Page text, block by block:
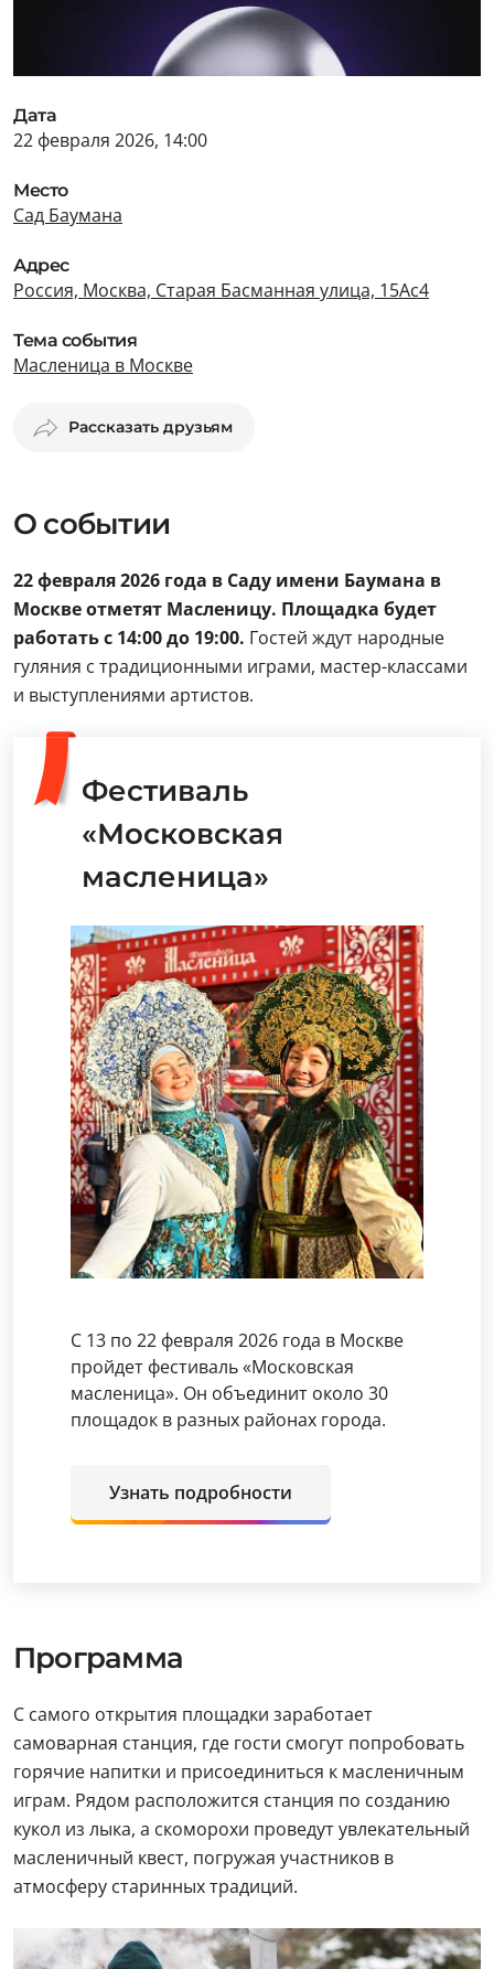
Дата
22 февраля 2026, 14:00
Место
Сад Баумана
Адрес
Россия, Москва, Старая Басманная улица, 15Ас4
Тема события
Масленица в Москве
Рассказать друзьям
О событии
22 февраля 2026 года в Саду имени Баумана в
Москве отметят Масленицу. Площадка будет
работать с 14:00 до 19:00. Гостей ждут народные
гуляния с традиционными играми, мастер-классами
и выступлениями артистов.
Фестиваль
«Московская
масленица»
С 13 по 22 февраля 2026 года в Москве
пройдет фестиваль «Московская
масленица». Он объединит около 30
площадок в разных районах города.
Узнать подробности
Программа
С самого открытия площадки заработает
самоварная станция, где гости смогут попробовать
горячие напитки и присоединиться к масленичным
играм. Рядом расположится станция по созданию
кукол из лыка, а скоморохи проведут увлекательный
масленичный квест, погружая участников в
атмосферу старинных традиций.